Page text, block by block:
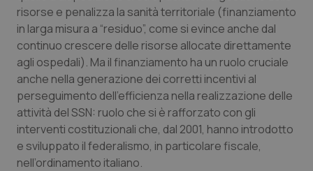
Puglia
Sardegna
Sicilia
Toscana
Malattie rare
Malattia di Crohn & Rettocolite Ulcerosa
Neuroscienze & patologie neurodegenerative
Obesità
risorse e penalizza la sanità territoriale (finanziamento
in larga misura a “residuo”, come si evince anche dal
continuo crescere delle risorse allocate direttamente
agli ospedali). Ma il finanziamento ha un ruolo cruciale
anche nella generazione dei corretti incentivi al
perseguimento dell’efficienza nella realizzazione delle
attività del SSN: ruolo che si è rafforzato con gli
interventi costituzionali che, dal 2001, hanno introdotto
e sviluppato il federalismo, in particolare fiscale,
nell’ordinamento italiano.